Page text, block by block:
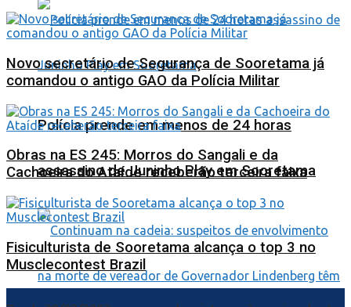
Polícia prende em menos de 24 horas
assassino de Juninho Play em Sooretama
Novo secretário de Segurança de Sooretama já
comandou o antigo GAO da Polícia Militar
Obras na ES 245: Morros do Sangali e da
Cachoeira do Ataíde receberão terceira faixa
Fisiculturista de Sooretama alcança o top 3 no
Musclecontest Brazil